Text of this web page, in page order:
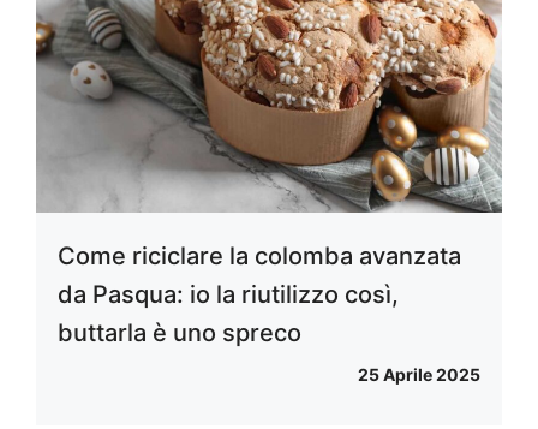
Come riciclare la colomba avanzata
da Pasqua: io la riutilizzo così,
buttarla è uno spreco
25 Aprile 2025